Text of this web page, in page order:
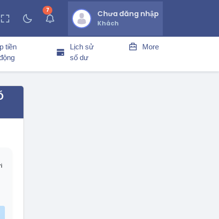
7thông báo chưa đọcChưa đăng nhập
Khách
tiền
Lịch sử
số dư
More